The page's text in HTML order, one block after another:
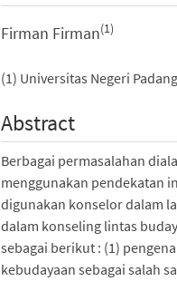
Firman Firman(1)
(1) Universitas Negeri Padang
Abstract
Berbagai permasalahan
menggunakan pendekatan
digunakan konselor dalam
dalam konseling lintas
sebagai berikut : (1)
kebudayaan sebagai salah